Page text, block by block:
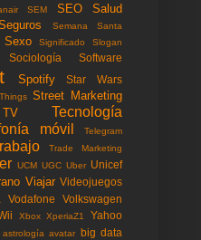
SEM SEO
Salud
Semana Santa
Sexo Significado Slogan
Sociología Software
Spotify
Star Wars
Street Marketing
TV Tecnología
móvil Telegram
Trade Marketing
UCM UGC Uber Unicef
Viajar Videojuegos
Vodafone Volkswagen
Xbox XperiaZ1 Yahoo
astrología avatar big data